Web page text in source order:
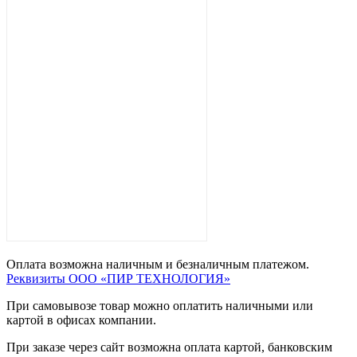
Оплата возможна наличным и безналичным платежом.
Реквизиты ООО «ПИР ТЕХНОЛОГИЯ»
При самовывозе товар можно оплатить наличными или
картой в офисах компании.
При заказе через сайт возможна оплата картой, банковским